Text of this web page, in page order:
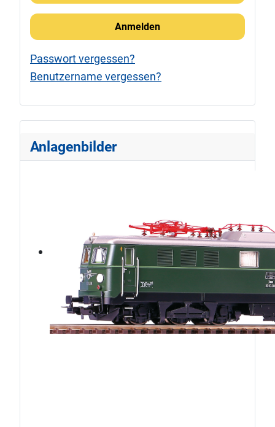
Anmelden
Passwort vergessen?
Benutzername vergessen?
Anlagenbilder